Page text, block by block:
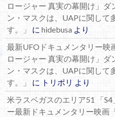
ロージャー 真実の幕開け」
ン・マスクは、UAPに関して
す。」
に hidebusaより
最新UFOドキュメンタリー映
ロージャー 真実の幕開け」
ン・マスクは、UAPに関して
す。」
に トリポリ より
米ラスベガスのエリア51 「
ー最新ドキュメンタリー映画